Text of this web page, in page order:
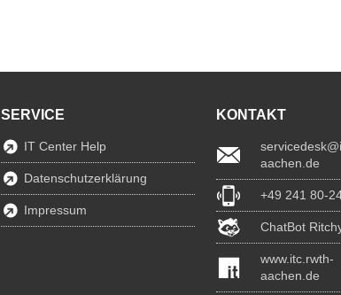
SERVICE
IT Center Help
Datenschutzerklärung
Impressum
KONTAKT
aachen.de
+49 241 80-
ChatBot
www.itc.rwth-
aachen.de